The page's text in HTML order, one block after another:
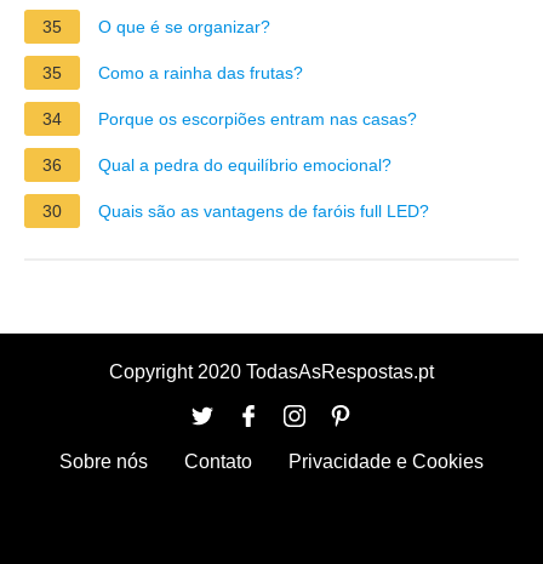
35 O que é se organizar?
35 Como a rainha das frutas?
34 Porque os escorpiões entram nas casas?
36 Qual a pedra do equilíbrio emocional?
30 Quais são as vantagens de faróis full LED?
Copyright 2020 TodasAsRespostas.pt
Sobre nós Contato Privacidade e Cookies